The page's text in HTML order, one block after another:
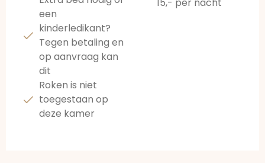
een
kinderledikant?
Tegen betaling en
op aanvraag kan
dit
Roken is niet
toegestaan op
deze kamer